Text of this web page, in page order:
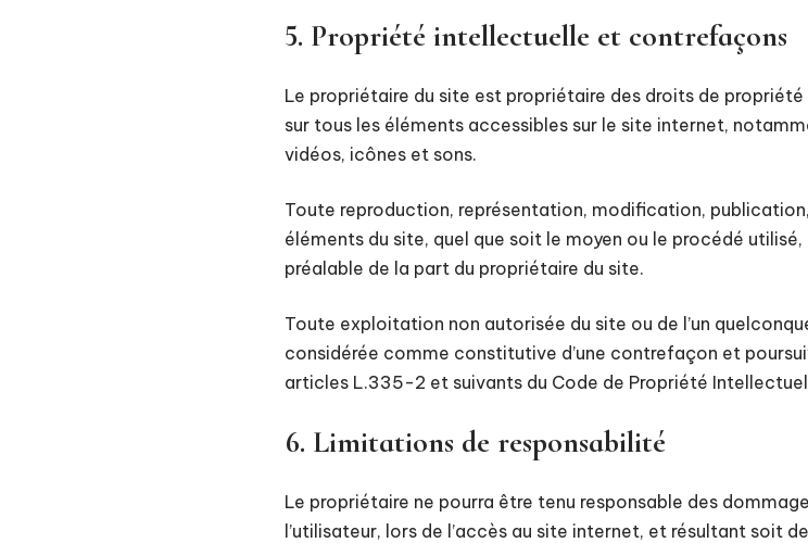
5. Propriété intellectuelle et contrefaçons
Le propriétaire du site est propriétaire des droits de
sur tous les éléments accessibles sur le site internet,
vidéos, icônes et sons.
Toute reproduction, représentation, modification,
éléments du site, quel que soit le moyen ou le procédé
préalable de la part du propriétaire du site.
Toute exploitation non autorisée du site ou de l’un
considérée comme constitutive d’une contrefaçon et
articles L.335-2 et suivants du Code de Propriété
6. Limitations de responsabilité
Le propriétaire ne pourra être tenu responsable des
l’utilisateur, lors de l’accès au site internet, et résultant soit